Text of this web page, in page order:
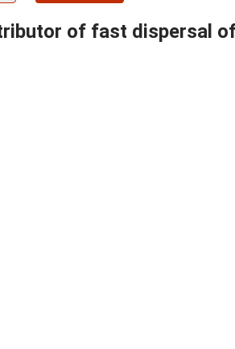
of fast dispersal